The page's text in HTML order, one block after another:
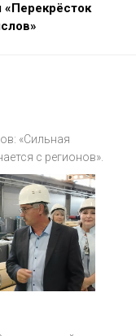
«Сильная
с регионов».